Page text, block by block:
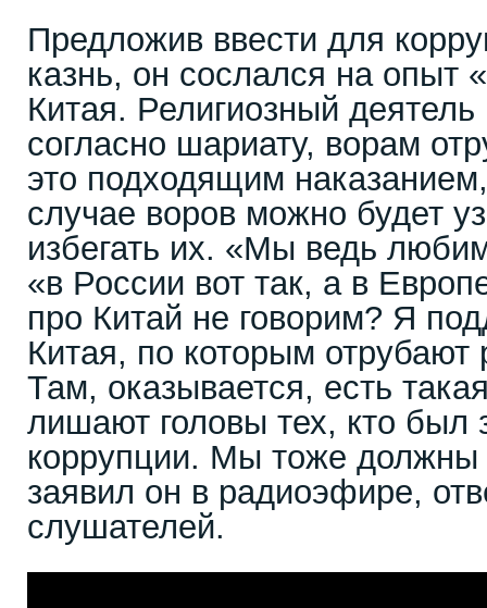
Предложив ввести для
казнь, он сослался на опыт
Китая. Религиозный
согласно шариату, ворам
это подходящим
случае воров можно будет
избегать их. «Мы ведь
«в России вот так, а в
про Китай не говорим? Я
Китая, по которым отрубают
Там, оказывается, есть
лишают головы тех, кто был
коррупции. Мы тоже должны
заявил он в радиоэфире,
слушателей.